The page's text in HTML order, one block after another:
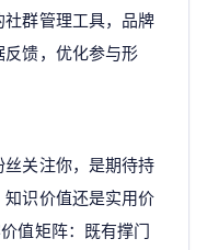
社群管理工具，品牌
馈，优化参与形
关注你，是期待持
识价值还是实用价
值矩阵：既有撑门